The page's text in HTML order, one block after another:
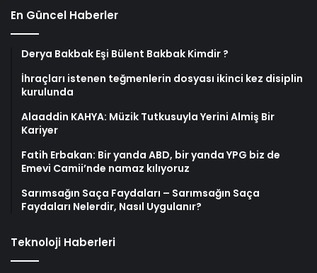
En Güncel Haberler
Derya Bakbak Eşi Bülent Bakbak Kimdir ?
İhraçları istenen teğmenlerin dosyası ikinci kez disiplin
kurulunda
Alaaddin KAHYA: Müzik Tutkusuyla Yerini Almiş Bir
Kariyer
Fatih Erbakan: Bir yanda ABD, bir yanda YPG biz de
Emevi Camii’nde namaz kılıyoruz
Sarımsağın Saça Faydaları – Sarımsağın Saça
Faydaları Nelerdir, Nasıl Uygulanır?
Teknoloji Haberleri